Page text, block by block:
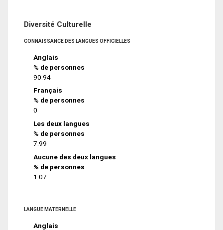
Diversité Culturelle
CONNAISSANCE DES LANGUES OFFICIELLES
Anglais
% de personnes
90.94
Français
% de personnes
0
Les deux langues
% de personnes
7.99
Aucune des deux langues
% de personnes
1.07
LANGUE MATERNELLE
Anglais